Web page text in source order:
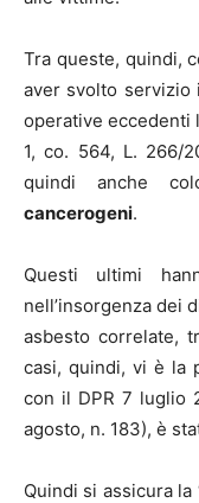
Tra queste, quindi,
aver svolto servizio
operative eccedenti
1, co. 564, L. 266/
quindi anche
cancerogeni.
Questi ultimi
nell’insorgenza dei
asbesto correlate,
casi, quindi, vi è la
con il DPR 7 luglio
agosto, n. 183), è
Quindi si assicura la